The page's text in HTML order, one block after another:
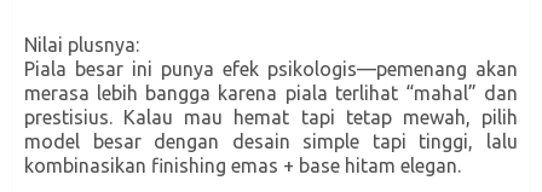
Nilai plusnya:
Piala besar ini punya efek psikologis—pemenang akan
merasa lebih bangga karena piala terlihat “mahal” dan
prestisius. Kalau mau hemat tapi tetap mewah, pilih
model besar dengan desain simple tapi tinggi, lalu
kombinasikan finishing emas + base hitam elegan.